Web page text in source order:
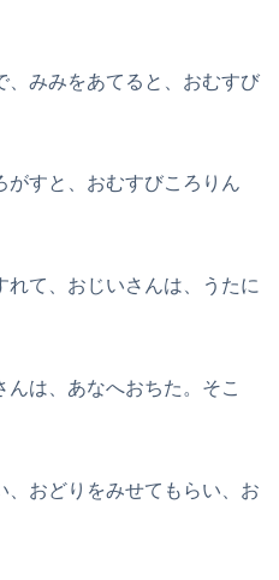
、みみをあてると、おむすび
がすと、おむすびころりん
れて、おじいさんは、うたに
んは、あなへおちた。そこ
、おどりをみせてもらい、お